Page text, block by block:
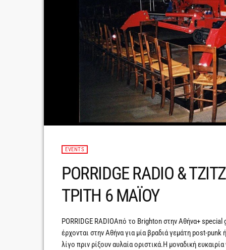
EVENTS
PORRIDGE RADIO &
ΤΡΙΤΗ 6 ΜΑΪΟΥ
PORRIDGE RADIOΑπό το Brighton στην Αθήνα+
έρχονται στην Αθήνα για μία βραδιά γεμάτη post-
λίγο πριν ρίξουν αυλαία οριστικά.Η μοναδική